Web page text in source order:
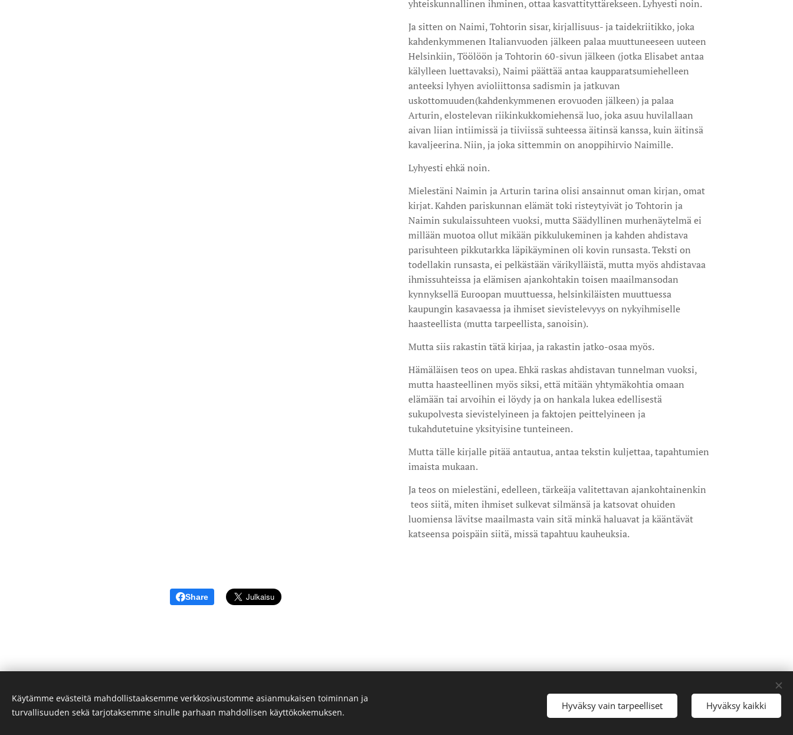
yhteiskunnallinen ihminen, ottaa kasvattityttärekseen. Lyhyesti noin.
Ja sitten on Naimi, Tohtorin sisar, kirjallisuus- ja taidekriitikko, joka
kahdenkymmenen Italianvuoden jälkeen palaa muuttuneeseen uuteen
Helsinkiin, Töölöön ja Tohtorin 60-sivun jälkeen (jotka Elisabet antaa
kälylleen luettavaksi), Naimi päättää antaa kaupparatsumiehelleen
anteeksi lyhyen avioliittonsa sadismin ja jatkuvan
uskottomuuden(kahdenkymmenen erovuoden jälkeen) ja palaa
Arturin, elostelevan riikinkukkomiehensä luo, joka asuu huvilallaan
aivan liian intiimissä ja tiiviissä suhteessa äitinsä kanssa, kuin äitinsä
kavaljeerina. Niin, ja joka sittemmin on anoppihirvio Naimille.
Lyhyesti ehkä noin.
Mielestäni Naimin ja Arturin tarina olisi ansainnut oman kirjan, omat
kirjat. Kahden pariskunnan elämät toki risteytyivät jo Tohtorin ja
Naimin sukulaissuhteen vuoksi, mutta Säädyllinen murhenäytelmä ei
millään muotoa ollut mikään pikkulukeminen ja kahden ahdistava
parisuhteen pikkutarkka läpikäyminen oli kovin runsasta. Teksti on
todellakin runsasta, ei pelkästään värikylläistä, mutta myös ahdistavaa
ihmissuhteissa ja elämisen ajankohtakin toisen maailmansodan
kynnyksellä Euroopan muuttuessa, helsinkiläisten muuttuessa
kaupungin kasavaessa ja ihmiset sievistelevyys on nykyihmiselle
haasteellista (mutta tarpeellista, sanoisin).
Mutta siis rakastin tätä kirjaa, ja rakastin jatko-osaa myös.
Hämäläisen teos on upea. Ehkä raskas ahdistavan tunnelman vuoksi,
mutta haasteellinen myös siksi, että mitään yhtymäkohtia omaan
elämään tai arvoihin ei löydy ja on hankala lukea edellisestä
sukupolvesta sievistelyineen ja faktojen peittelyineen ja
tukahdutetuine yksityisine tunteineen.
Mutta tälle kirjalle pitää antautua, antaa tekstin kuljettaa, tapahtumien
imaista mukaan.
Ja teos on mielestäni, edelleen, tärkeäja valitettavan ajankohtainenkin
teos siitä, miten ihmiset sulkevat silmänsä ja katsovat ohuiden
luomiensa lävitse maailmasta vain sitä minkä haluavat ja kääntävät
katseensa poispäin siitä, missä tapahtuu kauheuksia.
Share
©curatedbyanda. Kaikki oikeudet pidätetään.
Luotu
Käytämme evästeitä mahdollistaaksemme verkkosivustomme asianmukaisen toiminnan ja
turvallisuuden sekä tarjotaksemme sinulle parhaan mahdollisen käyttökokemuksen.
Hyväksy vain tarpeelliset Hyväksy kaikki